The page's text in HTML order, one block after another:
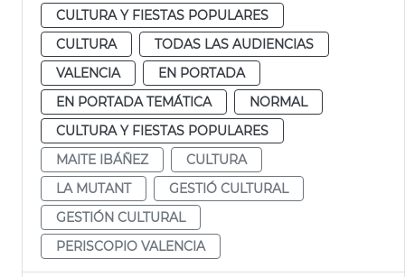
CULTURA Y FIESTAS POPULARES
CULTURA
TODAS LAS AUDIENCIAS
VALENCIA
EN PORTADA
EN PORTADA TEMÁTICA
NORMAL
CULTURA Y FIESTAS POPULARES
MAITE IBÁÑEZ
CULTURA
LA MUTANT
GESTIÓ CULTURAL
GESTIÓN CULTURAL
PERISCOPIO VALENCIA